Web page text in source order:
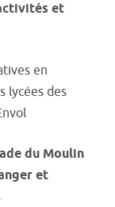
et
en
lycées des
du Moulin
et